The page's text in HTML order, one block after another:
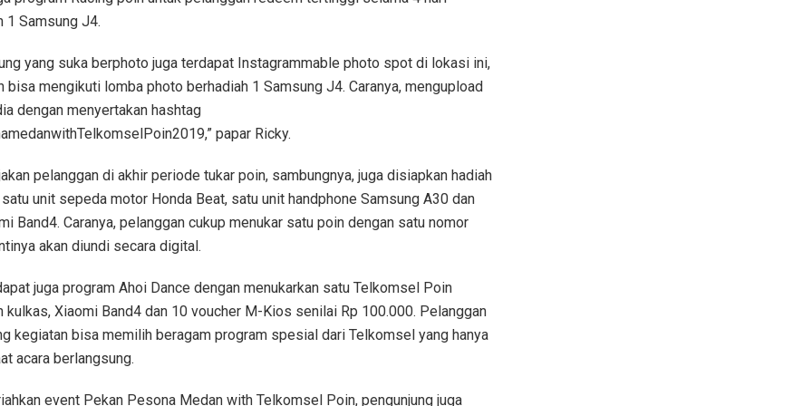
1 Samsung J4.
yang suka berphoto juga terdapat Instagrammable photo spot di lokasi ini,
bisa mengikuti lomba photo berhadiah 1 Samsung J4. Caranya, mengupload
dengan menyertakan hashtag
papar Ricky.
pelanggan di akhir periode tukar poin, sambungnya, juga disiapkan hadiah
unit sepeda motor Honda Beat, satu unit handphone Samsung A30 dan
Band4. Caranya, pelanggan cukup menukar satu poin dengan satu nomor
akan diundi secara digital.
juga program Ahoi Dance dengan menukarkan satu Telkomsel Poin
kulkas, Xiaomi Band4 dan 10 voucher M-Kios senilai Rp 100.000. Pelanggan
kegiatan bisa memilih beragam program spesial dari Telkomsel yang hanya
acara berlangsung.
event Pekan Pesona Medan with Telkomsel Poin, pengunjung juga